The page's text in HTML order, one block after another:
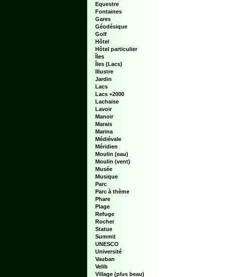
Equestre
Fontaines
Gares
Géodésique
Golf
Hôtel
Hôtel particulier
Îles
Îles (Lacs)
Illustre
Jardin
Lacs
Lacs +2000
Lachaise
Lavoir
Manoir
Marais
Marina
Médiévale
Méridien
Moulin (eau)
Moulin (vent)
Musée
Musique
Parc
Parc à thème
Phare
Plage
Refuge
Rocher
Statue
Summit
UNESCO
Université
Vauban
Velib
Village (plus beau)